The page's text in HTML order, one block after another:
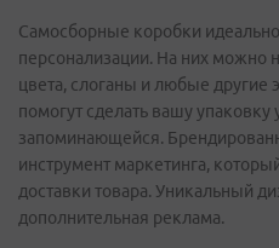
Самосборные коробки
персонализации. На них можно
цвета, слоганы и любые другие
помогут сделать вашу упаковку
запоминающейся.
инструмент маркетинга,
доставки товара. Уникальный
дополнительная реклама.